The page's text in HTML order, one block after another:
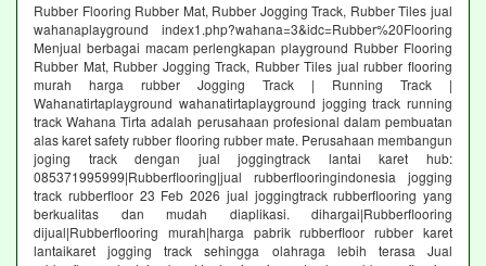
Rubber Flooring Rubber Mat, Rubber Jogging Track, Rubber Tiles jual
wahanaplayground index1.php?wahana=3&idc=Rubber%20Flooring
Menjual berbagai macam perlengkapan playground Rubber Flooring
Rubber Mat, Rubber Jogging Track, Rubber Tiles jual rubber flooring
murah harga rubber Jogging Track | Running Track |
Wahanatirtaplayground wahanatirtaplayground jogging track running
track Wahana Tirta adalah perusahaan profesional dalam pembuatan
alas karet safety rubber flooring rubber mate. Perusahaan membangun
joging track dengan jual joggingtrack lantai karet hub:
085371995999|Rubberflooring|jual rubberflooringindonesia jogging
track rubberfloor 23 Feb 2026 jual joggingtrack rubberflooring yang
berkualitas dan mudah diaplikasi. dihargai|Rubberflooring
dijual|Rubberflooring murah|harga pabrik rubberfloor rubber karet
lantaikaret jogging track sehingga olahraga lebih terasa Jual